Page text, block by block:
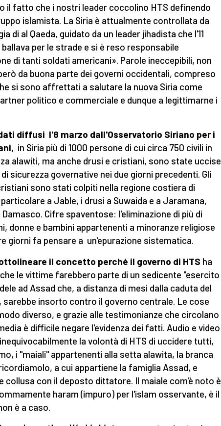
il fatto che i nostri leader coccolino HTS definendo
islamista. La Siria è attualmente controllata da
di al Qaeda, guidato da un leader jihadista che l'11
per le strade e si è reso responsabile
di tanti soldati americani». Parole ineccepibili, non
da buona parte dei governi occidentali, compreso
si sono affrettati a salutare la nuova Siria come
politico e commerciale e dunque a legittimarne i
diffusi l'8 marzo dall'Osservatorio Siriano per i
in Siria più di 1000 persone di cui circa 750 civili in
alawiti, ma anche drusi e cristiani, sono state uccise
sicurezza governative nei due giorni precedenti. Gli
sono stati colpiti nella regione costiera di
a Jable, i drusi a Suwaida e a Jaramana,
Cifre spaventose: l'eliminazione di più di
donne e bambini appartenenti a minoranze religiose
giorni fa pensare a un'epurazione sistematica.
il concetto perché il governo di HTS ha
le vittime farebbero parte di un sedicente "esercito
ad Assad che, a distanza di mesi dalla caduta del
sarebbe insorto contro il governo centrale. Le cose
diverso, e grazie alle testimonianze che circolano
è difficile negare l'evidenza dei fatti. Audio e video
la volontà di HTS di uccidere tutti,
i "maiali" appartenenti alla setta alawita, la branca
a cui appartiene la famiglia Assad, e
collusa con il deposto dittatore. Il maiale com'è noto è
haram (impuro) per l'islam osservante, è il
è a caso.